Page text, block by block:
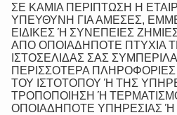
ΣΕ ΚΑΜΙΑ ΠΕΡΙΠΤΩΣΗ Η
ΥΠΕΥΘΥΝΗ ΓΙΑ ΑΜΕΣΕΣ,
ΕΙΔΙΚΕΣ Ή ΣΥΝΕΠΕΙΕΣ
ΑΠΟ ΟΠΟΙΑΔΗΠΟΤΕ ΠΤΥΧΙΑ
ΙΣΤΟΣΕΛΙΔΑΣ ΣΑΣ
ΠΕΡΙΣΣΟΤΕΡΑ
ΤΟΥ ΙΣΤΟΤΟΠΟΥ Ή ΤΗΣ
ΤΡΟΠΟΠΟΙΗΣΗ Ή
ΟΠΟΙΑΔΗΠΟΤΕ ΥΠΗΡΕΣΙΑΣ